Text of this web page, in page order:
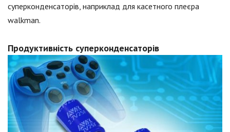
суперконденсаторів, наприклад для касетного плеєра
walkman.
Продуктивність суперконденсаторів